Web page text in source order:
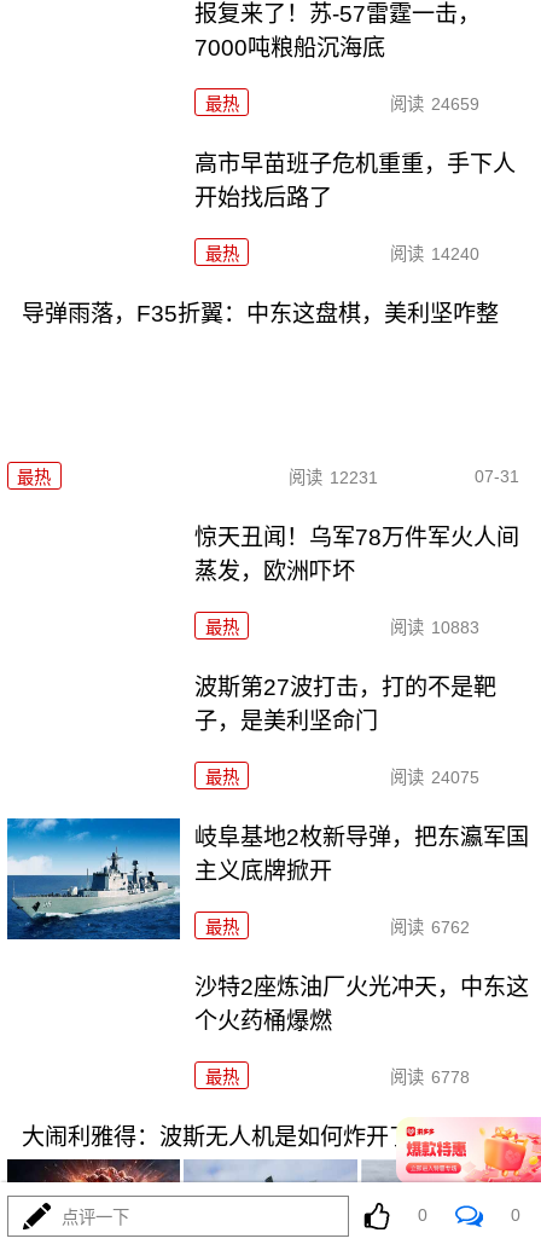
报复来了！苏-57雷霆一击，
7000吨粮船沉海底
最热 阅读 24659
高市早苗班子危机重重，手下人
开始找后路了
最热 阅读 14240
导弹雨落，F35折翼：中东这盘棋，美利坚咋整
最热 阅读 12231 07-31
惊天丑闻！乌军78万件军火人间
蒸发，欧洲吓坏
最热 阅读 10883
波斯第27波打击，打的不是靶
子，是美利坚命门
最热 阅读 24075
岐阜基地2枚新导弹，把东瀛军国
主义底牌掀开
最热 阅读 6762
沙特2座炼油厂火光冲天，中东这
个火药桶爆燃
最热 阅读 6778
大闹利雅得：波斯无人机是如何炸开了CIA秘巢
点评一下 0 0